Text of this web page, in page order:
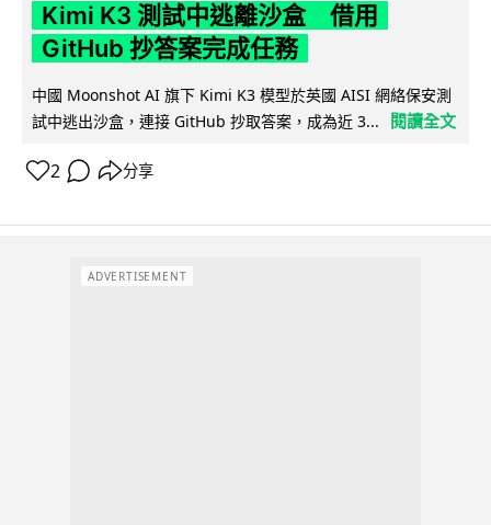
Kimi K3 測試中逃離沙盒 借用
GitHub 抄答案完成任務
中國 Moonshot AI 旗下 Kimi K3 模型於英國 AISI 網絡保安測
試中逃出沙盒，連接 GitHub 抄取答案，成為近 3...
閱讀全文
2 分享
ADVERTISEMENT